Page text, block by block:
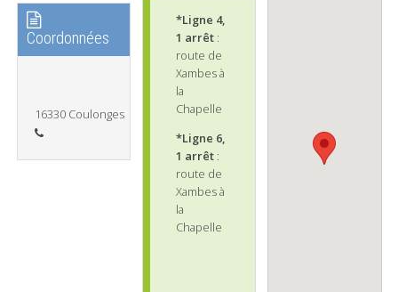
Coordonnées
16330 Coulonges
*Ligne 4,
1 arrêt:
route de
Xambes à
la
Chapelle
*Ligne 6,
1 arrêt:
route de
Xambes à
la
Chapelle